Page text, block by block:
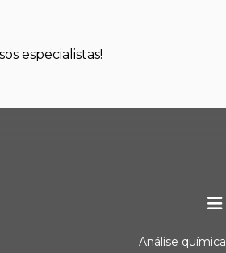
especialistas!
análise